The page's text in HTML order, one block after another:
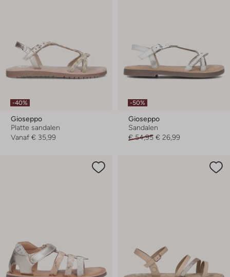
-40%
Gioseppo
Platte sandalen
Vanaf € 35,99
-50%
Gioseppo
Sandalen
€ 54,95 € 26,99